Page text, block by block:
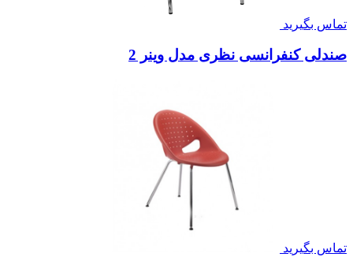
تماس بگیرید
صندلی کنفرانسی نظری مدل وینر 2
تماس بگیرید